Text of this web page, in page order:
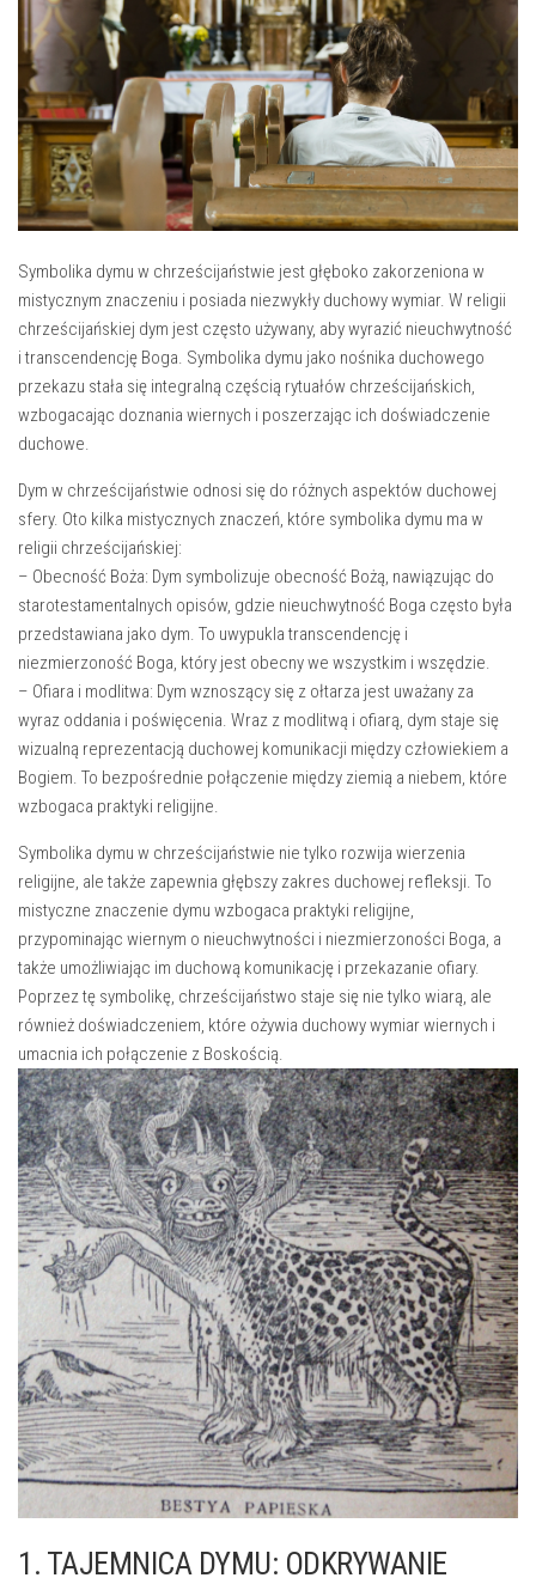
Symbolika dymu w​ chrześcijaństwie ‌jest głęboko zakorzeniona w
mistycznym znaczeniu i ‍posiada niezwykły duchowy wymiar. W ‍religii
chrześcijańskiej dym jest często‌ używany, ​aby​ wyrazić ‍nieuchwytność
⁢i transcendencję Boga. Symbolika dymu ⁣jako nośnika duchowego
⁣przekazu ‍stała ⁣się integralną częścią rytuałów ⁣chrześcijańskich,⁢
wzbogacając⁤ doznania wiernych i poszerzając ich ‌doświadczenie
⁣duchowe.
Dym w chrześcijaństwie ⁣odnosi się⁤ do różnych aspektów ‍duchowej​
sfery. Oto kilka‌ mistycznych znaczeń, które symbolika dymu ma w
religii chrześcijańskiej:
– Obecność Boża: Dym symbolizuje ‍obecność Bożą, nawiązując do
⁣starotestamentalnych opisów, gdzie nieuchwytność Boga często była
przedstawiana⁣ jako dym. To uwypukla transcendencję i
niezmierzoność Boga, ​który ‍jest obecny ⁤we wszystkim ‌i wszędzie.
– Ofiara i modlitwa:⁤ Dym wznoszący⁢ się ​z ołtarza jest uważany za
‍wyraz oddania i poświęcenia. Wraz⁢ z​ modlitwą i​ ofiarą, dym⁤ staje się
wizualną reprezentacją duchowej komunikacji między człowiekiem⁤ a‍
Bogiem. To bezpośrednie połączenie między ziemią a niebem,‌ które‌
wzbogaca praktyki religijne.
Symbolika dymu w chrześcijaństwie nie ‌tylko rozwija ⁢wierzenia
religijne, ale​ także⁤ zapewnia ​głębszy zakres⁣ duchowej refleksji. To
mistyczne znaczenie dymu ⁢wzbogaca praktyki‍ religijne,
przypominając wiernym‍ o nieuchwytności i⁢ niezmierzoności​ Boga,⁢ a
⁣także umożliwiając im duchową​ komunikację i‌ przekazanie ‌ofiary.‍
Poprzez tę symbolikę, chrześcijaństwo staje się⁢ nie tylko wiarą,‍ ale
również doświadczeniem, ‍które ożywia ⁣duchowy ​wymiar wiernych i
umacnia​ ich ‌połączenie ⁢z Boskością.
1. TAJEMNICA DYMU: ODKRYWANIE⁢